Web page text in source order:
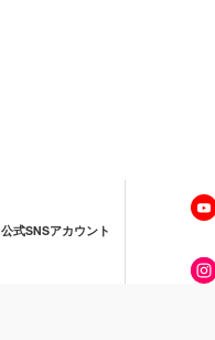
公式SNSアカウント